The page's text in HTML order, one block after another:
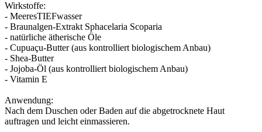
Wirkstoffe:
- MeeresTIEFwasser
- Braunalgen-Extrakt Sphacelaria Scoparia
- natürliche ätherische Öle
- Cupuaçu-Butter (aus kontrolliert biologischem Anbau)
- Shea-Butter
- Jojoba-Öl (aus kontrolliert biologischem Anbau)
- Vitamin E
Anwendung:
Nach dem Duschen oder Baden auf die abgetrocknete Haut
auftragen und leicht einmassieren.